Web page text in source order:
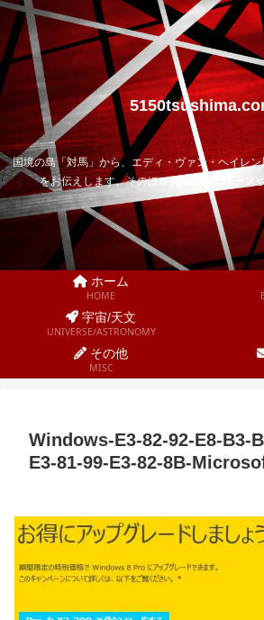
国境の島「対馬」から、エディ・ヴァン・ヘイレ
をお伝えします。そのほか気になるニュース
ホーム
HOME
宇宙/天文
UNIVERSE/ASTRONOMY
その他
MISC
Windows-E3-82-92-E8-B3-
E3-81-99-E3-82-8B-